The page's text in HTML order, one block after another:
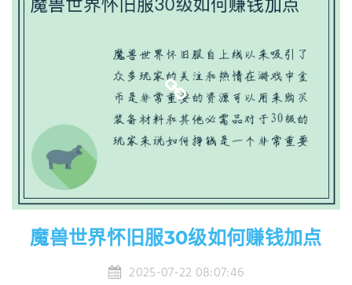
魔兽世界怀旧服30级如何赚钱加点
2025-07-22 08:07:46